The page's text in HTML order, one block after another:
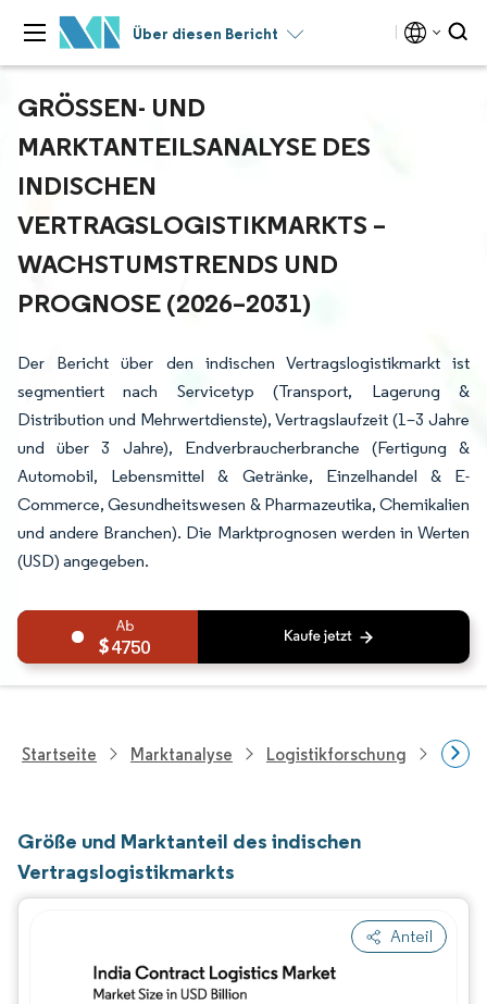
Über diesen Bericht
GRÖSSEN- UND M
ARKTANTEILSANALYSE DES I
NDISCHEN V
ERTRAGSLOGISTIKMARKTS – W
ACHSTUMSTRENDS UND P
ROGNOSE (2026–2031)
Der Bericht über den indischen Vertragslogistikmarkt ist
segmentiert nach Servicetyp (Transport, Lagerung &
Distribution und Mehrwertdienste), Vertragslaufzeit (1–3 Jahre
und über 3 Jahre), Endverbraucherbranche (Fertigung &
Automobil, Lebensmittel & Getränke, Einzelhandel & E-
Commerce, Gesundheitswesen & Pharmazeutika, Chemikalien
und andere Branchen). Die Marktprognosen werden in Werten
(USD) angegeben.
4750
Startseite Marktanalyse Logistikforschung
Größe und Marktanteil des indischen
Vertragslogistikmarkts
Anteil